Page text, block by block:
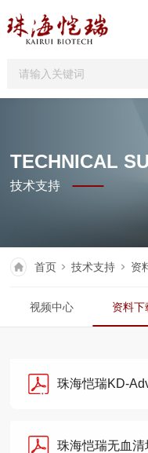
TECHNICAL
技术支持
首页 技术支持 资
视频中心 资料下
珠海恺瑞KD-
珠海恺瑞无血清